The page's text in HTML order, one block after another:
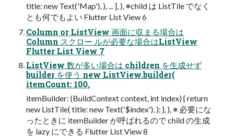
title: new Text('Map'), ), ... ], ), ※child は ListTile でなく
とも何でもよい Flutter List View 6
Column or ListView 画面に収まる場合は
Column スクロー ルが必要な場合はListView
Flutter List View 7
ListView 数が多い場合は children を生成せず
builder を使う new ListView.builder(
itemCount: 100,
itemBuilder: (BuildContext context, int index) { return
new ListTile( title: new Text('$index'), ); }, ), ※ 必要にな
ったときに itemBuilder が呼ばれるので child の生成
を lazy にできる Flutter List View 8